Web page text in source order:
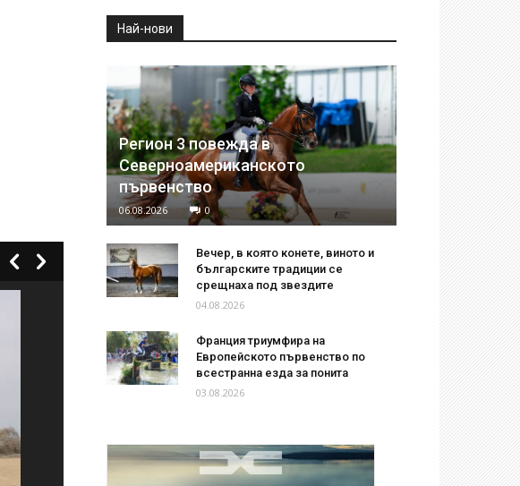
Най-нови
Регион 3 повежда в
Северноамериканското
първенство
06.08.2026 0
Вечер, в която конете, виното и
българските традиции се
срещнаха под звездите
04.08.2026
Франция триумфира на
Европейското първенство по
всестранна езда за понита
03.08.2026